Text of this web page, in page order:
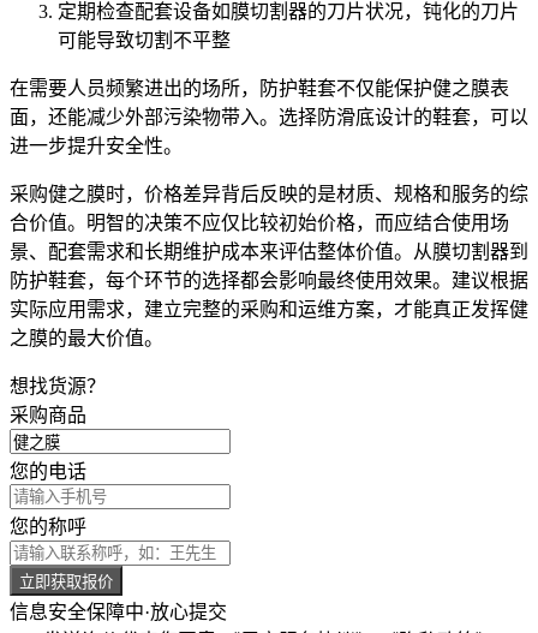
定期检查配套设备如膜切割器的刀片状况，钝化的刀片
可能导致切割不平整
在需要人员频繁进出的场所，防护鞋套不仅能保护健之膜表
面，还能减少外部污染物带入。选择防滑底设计的鞋套，可以
进一步提升安全性。
采购健之膜时，价格差异背后反映的是材质、规格和服务的综
合价值。明智的决策不应仅比较初始价格，而应结合使用场
景、配套需求和长期维护成本来评估整体价值。从膜切割器到
防护鞋套，每个环节的选择都会影响最终使用效果。建议根据
实际应用需求，建立完整的采购和运维方案，才能真正发挥健
之膜的最大价值。
想找货源？
采购商品
您的电话
您的称呼
立即获取报价
信息安全保障中·放心提交